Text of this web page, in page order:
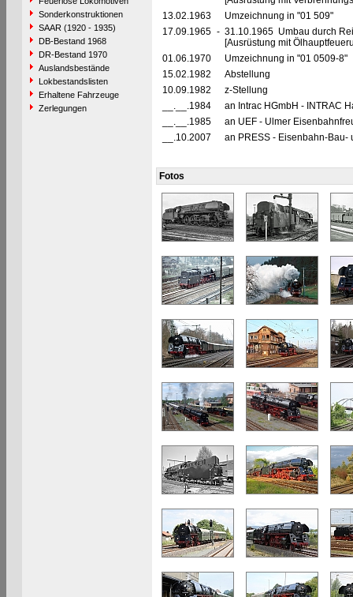
Sonderkonstruktionen
SAAR (1920 - 1935)
DB-Bestand 1968
DR-Bestand 1970
Auslandsbestände
Lokbestandslisten
Erhaltene Fahrzeuge
Zerlegungen
13.02.1963
Umzeichnung in "01 509"
17.09.1965 - 31.10.1965 Umbau durch
[Ausrüstung mit
01.06.1970
Umzeichnung in "01 0509-8"
15.02.1982
Abstellung
10.09.1982
z-Stellung
__.__.1984
an Intrac HGmbH - INTRAC
__.__.1985
an UEF - Ulmer
__.10.2007
an PRESS - Eisenbahn-
Fotos